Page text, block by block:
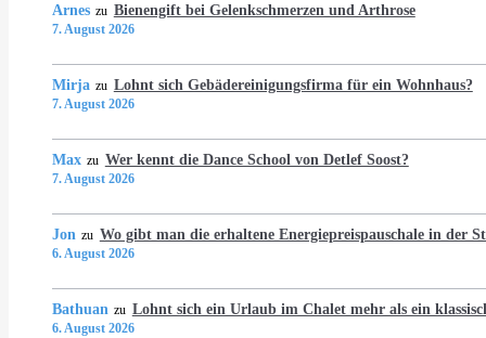
Arnes zu Bienengift bei Gelenkschmerzen und Arthrose
7. August 2026
Mirja zu Lohnt sich Gebädereinigungsfirma für ein Wohnhaus?
7. August 2026
Max zu Wer kennt die Dance School von Detlef Soost?
7. August 2026
Jon zu Wo gibt man die erhaltene Energiepreispauschale in der
6. August 2026
Bathuan zu Lohnt sich ein Urlaub im Chalet mehr als ein
6. August 2026